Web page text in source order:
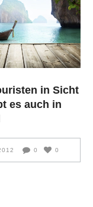
in Sicht
es auch in
0 0